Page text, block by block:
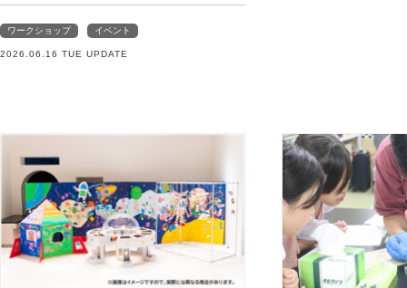
ワークショップ イベント
2026.06.16 TUE UPDATE